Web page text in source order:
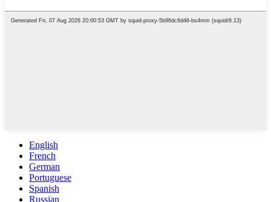
English
French
German
Portuguese
Spanish
Russian